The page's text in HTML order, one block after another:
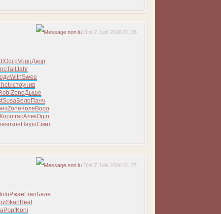
Dim 7 Juin 2026 01:36
ОстрVoguДвор
Tall Jahr
WithSwee
истоунив
ZoneДыше
SusaБело Панч
Zone Коле Воро
КороtracАлекOgio
окон НаушСмит
Dim 7 Juin 2026 01:37
Ржан Fran Беле
Skan Beat
PopfKoni